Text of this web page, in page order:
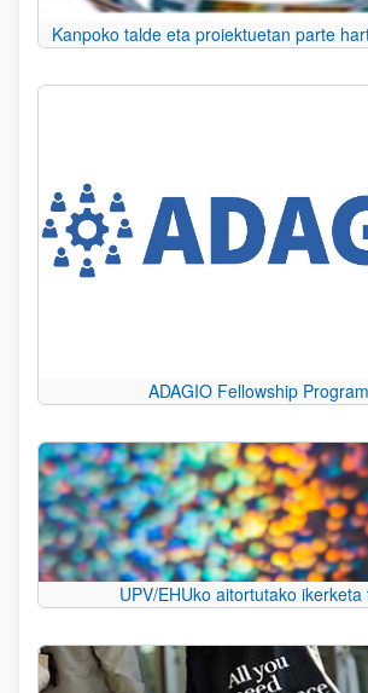
Kanpoko talde eta proiektuetan parte
ADAGIO Fellowship
UPV/EHUko aitortutako ikerketa